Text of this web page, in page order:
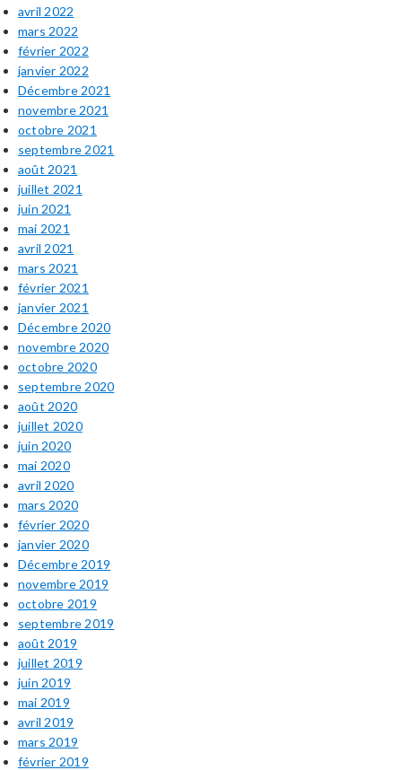
avril 2022
mars 2022
février 2022
janvier 2022
Décembre 2021
novembre 2021
octobre 2021
septembre 2021
août 2021
juillet 2021
juin 2021
mai 2021
avril 2021
mars 2021
février 2021
janvier 2021
Décembre 2020
novembre 2020
octobre 2020
septembre 2020
août 2020
juillet 2020
juin 2020
mai 2020
avril 2020
mars 2020
février 2020
janvier 2020
Décembre 2019
novembre 2019
octobre 2019
septembre 2019
août 2019
juillet 2019
juin 2019
mai 2019
avril 2019
mars 2019
février 2019